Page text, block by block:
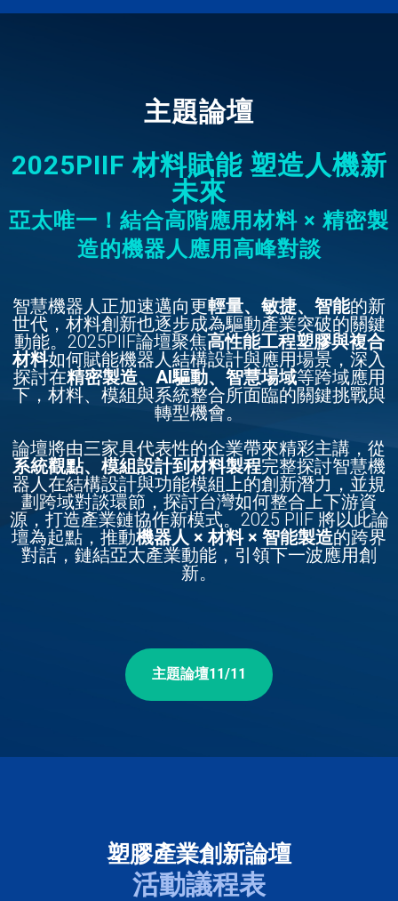
主題論壇
2025PIIF 材料賦能 塑造人機新
未來
亞太唯一！結合高階應用材料 × 精密製
造的機器人應用高峰對談
智慧機器人正加速邁向更輕量、敏捷、智能的新
世代，材料創新也逐步成為驅動產業突破的關鍵
動能。2025PIIF論壇聚焦高性能工程塑膠與複合
材料如何賦能機器人結構設計與應用場景，深入
探討在精密製造、AI驅動、智慧場域等跨域應用
下，材料、模組與系統整合所面臨的關鍵挑戰與
轉型機會。
論壇將由三家具代表性的企業帶來精彩主講，從
系統觀點、模組設計到材料製程完整探討智慧機
器人在結構設計與功能模組上的創新潛力，並規
劃跨域對談環節，探討台灣如何整合上下游資
源，打造產業鏈協作新模式。2025 PIIF 將以此論
壇為起點，推動機器人 × 材料 × 智能製造的跨界
對話，鏈結亞太產業動能，引領下一波應用創
新。
主題論壇11/11
塑膠產業創新論壇
活動議程表